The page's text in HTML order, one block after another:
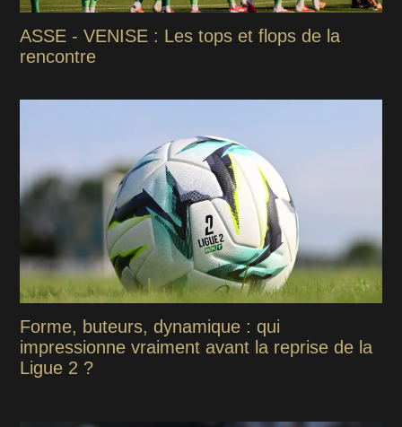
ASSE - VENISE : Les tops et flops de la
rencontre
Forme, buteurs, dynamique : qui
impressionne vraiment avant la reprise de la
Ligue 2 ?